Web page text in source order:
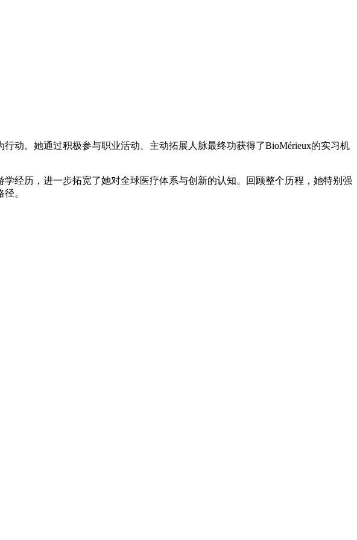
动。她通过积极参与职业活动、主动拓展人脉最终功获得了BioMérieux的实习机
经历，进一步拓宽了她对全球医疗体系与创新的认知。回顾整个历程，她特别强
。